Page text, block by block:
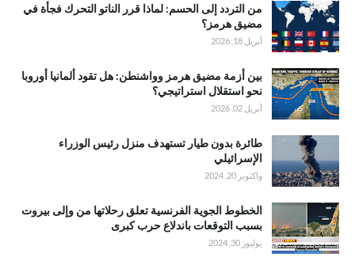
من التردد إلى الحسم: لماذا قرر الناتو التحرك فجأة في
مضيق هرمز؟
أبريل 18, 2026
بين أزمة مضيق هرمز وواشنطن: هل تقود ألمانيا أوروبا
نحو استقلال استراتيجي؟
أبريل 02, 2026
طائرة بدون طيار تستهدف منزل رئيس الوزراء
الإسرائيلي
واكتوبر 20, 2024
الخطوط الجوية الفرنسية تعلق رحلاتها من وإلى بيروت
بسبب التوقعات باندلاع حرب كبرى
يوليوز 30, 2024